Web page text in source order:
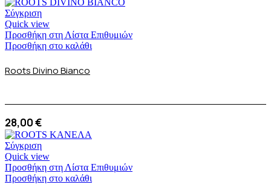
Σύγκριση
Quick view
Προσθήκη στη Λίστα Επιθυμιών
Προσθήκη στο καλάθι
Roots Divino Bianco
28,00€
Σύγκριση
Quick view
Προσθήκη στη Λίστα Επιθυμιών
Προσθήκη στο καλάθι